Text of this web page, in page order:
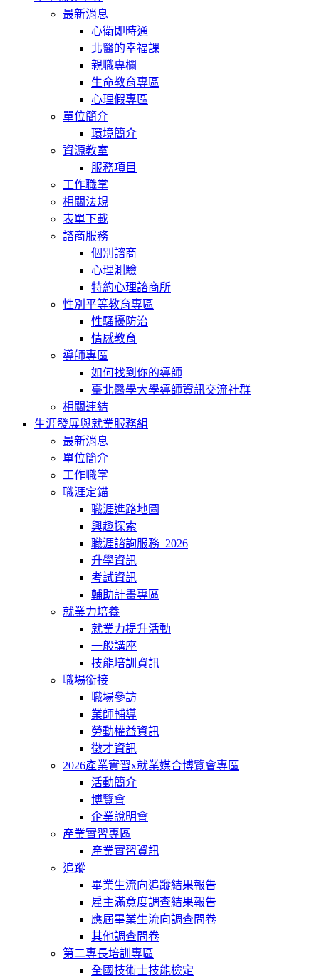
最新消息
心衛即時通
北醫的幸福課
親職專欄
生命教育專區
心理假專區
單位簡介
環境簡介
資源教室
服務項目
工作職掌
相關法規
表單下載
諮商服務
個別諮商
心理測驗
特約心理諮商所
性別平等教育專區
性騷擾防治
情感教育
導師專區
如何找到你的導師
臺北醫學大學導師資訊交流社群
相關連結
生涯發展與就業服務組
最新消息
單位簡介
工作職掌
職涯定錨
職涯進路地圖
興趣探索
職涯諮詢服務_2026
升學資訊
考試資訊
輔助計畫專區
就業力培養
就業力提升活動
一般講座
技能培訓資訊
職場銜接
職場參訪
業師輔導
勞動權益資訊
徵才資訊
2026產業實習x就業媒合博覽會專區
活動簡介
博覽會
企業說明會
產業實習專區
產業實習資訊
追蹤
畢業生流向追蹤結果報告
雇主滿意度調查結果報告
應屆畢業生流向調查問卷
其他調查問卷
第二專長培訓專區
全國技術士技能檢定